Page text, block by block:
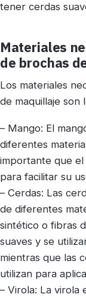
tener cerdas
Materiales
de brochas
Los materiales
de maquillaje son
– Mango: El
diferentes
importante que
para facilitar su
– Cerdas: Las
de diferentes
sintético o fibras
suaves y se
mientras que las
utilizan para
– Virola: La virola